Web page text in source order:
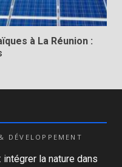
à La Réunion :
DÉVELOPPEMENT
la nature dans